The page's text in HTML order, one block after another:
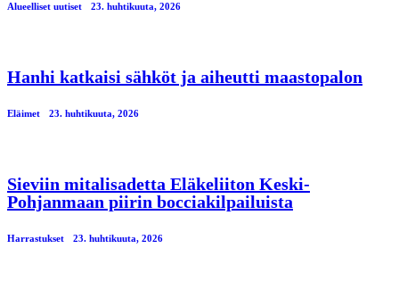
Alueelliset uutiset 23. huhtikuuta, 2026
Hanhi katkaisi sähköt ja aiheutti maastopalon
Eläimet 23. huhtikuuta, 2026
Sieviin mitalisadetta Eläkeliiton Keski-
Pohjanmaan piirin bocciakilpailuista
Harrastukset 23. huhtikuuta, 2026